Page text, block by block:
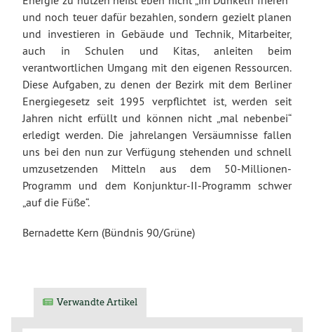
und noch teuer dafür bezahlen, sondern gezielt planen
und investieren in Gebäude und Technik, Mitarbeiter,
auch in Schulen und Kitas, anleiten beim
verantwortlichen Umgang mit den eigenen Ressourcen.
Diese Aufgaben, zu denen der Bezirk mit dem Berliner
Energiegesetz seit 1995 verpflichtet ist, werden seit
Jahren nicht erfüllt und können nicht „mal nebenbei“
erledigt werden. Die jahrelangen Versäumnisse fallen
uns bei den nun zur Verfügung stehenden und schnell
umzusetzenden Mitteln aus dem 50-Millionen-
Programm und dem Konjunktur-II-Programm schwer
„auf die Füße“.
Bernadette Kern (Bündnis 90/Grüne)
Verwandte Artikel